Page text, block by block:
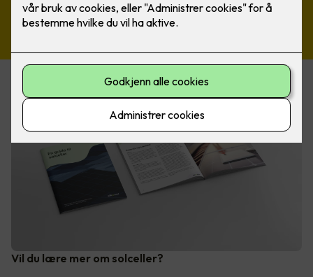
Vil du lære mer om solceller?